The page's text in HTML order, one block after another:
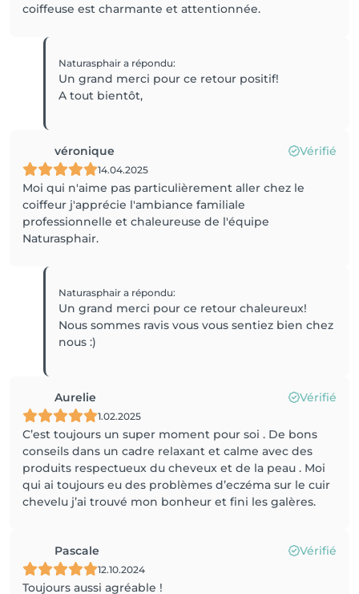
coiffeuse est charmante et attentionnée.
Naturasphaira répondu:
Un grand merci pour ce retour positif!
A tout bientôt,
véronique Vérifié
14.04.2025
Moi qui n'aime pas particulièrement aller chez le
coiffeur j'apprécie l'ambiance familiale
professionnelle et chaleureuse de l'équipe
Naturasphair.
Naturasphaira répondu:
Un grand merci pour ce retour chaleureux!
Nous sommes ravis vous vous sentiez bien chez
nous :)
Aurelie Vérifié
1.02.2025
C’est toujours un super moment pour soi . De bons
conseils dans un cadre relaxant et calme avec des
produits respectueux du cheveux et de la peau . Moi
qui ai toujours eu des problèmes d’eczéma sur le cuir
chevelu j’ai trouvé mon bonheur et fini les galères.
Pascale Vérifié
12.10.2024
Toujours aussi agréable !